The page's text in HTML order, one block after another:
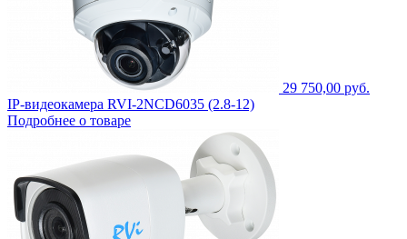
29 750,00 руб.
IP-видеокамера RVI-2NCD6035 (2.8-12)
Подробнее о товаре